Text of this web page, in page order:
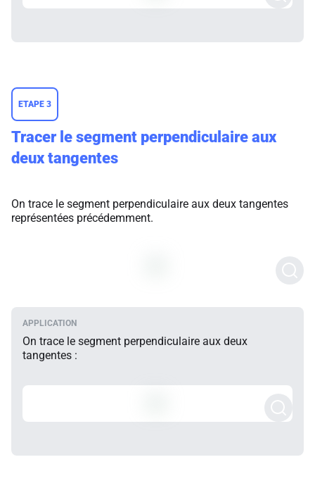
ETAPE 3
Tracer le segment perpendiculaire aux
deux tangentes
On trace le segment perpendiculaire aux deux tangentes
représentées précédemment.
On trace le segment perpendiculaire aux deux
tangentes :